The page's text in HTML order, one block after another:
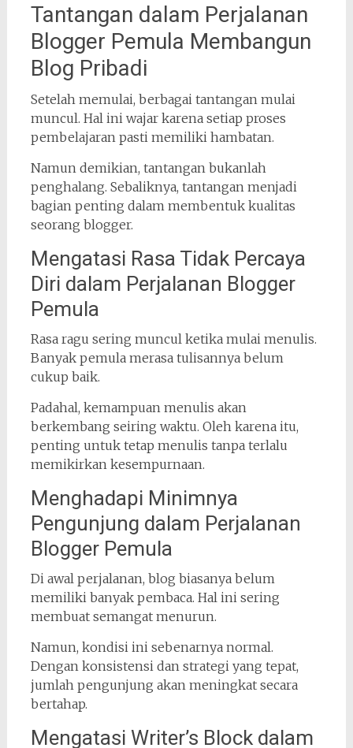
Tantangan dalam Perjalanan
Blogger Pemula Membangun
Blog Pribadi
Setelah memulai, berbagai tantangan mulai
muncul. Hal ini wajar karena setiap proses
pembelajaran pasti memiliki hambatan.
Namun demikian, tantangan bukanlah
penghalang. Sebaliknya, tantangan menjadi
bagian penting dalam membentuk kualitas
seorang blogger.
Mengatasi Rasa Tidak Percaya
Diri dalam Perjalanan Blogger
Pemula
Rasa ragu sering muncul ketika mulai menulis.
Banyak pemula merasa tulisannya belum
cukup baik.
Padahal, kemampuan menulis akan
berkembang seiring waktu. Oleh karena itu,
penting untuk tetap menulis tanpa terlalu
memikirkan kesempurnaan.
Menghadapi Minimnya
Pengunjung dalam Perjalanan
Blogger Pemula
Di awal perjalanan, blog biasanya belum
memiliki banyak pembaca. Hal ini sering
membuat semangat menurun.
Namun, kondisi ini sebenarnya normal.
Dengan konsistensi dan strategi yang tepat,
jumlah pengunjung akan meningkat secara
bertahap.
Mengatasi Writer’s Block dalam